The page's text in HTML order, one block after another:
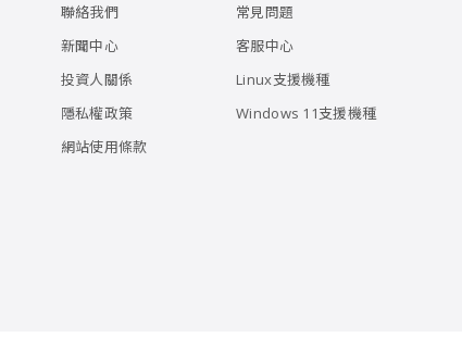
聯絡我們
新聞中心
投資人關係
隱私權政策
網站使用條款
常見問題
客服中心
Linux支援機種
Windows 11支援機種